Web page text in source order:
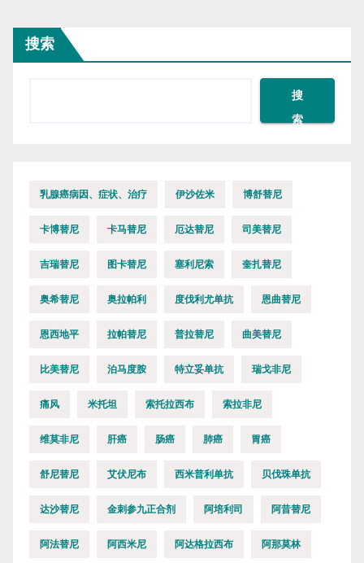
搜索
搜
索
乳腺癌病因、症状、治疗 伊沙佐米 博舒替尼
卡博替尼 卡马替尼 厄达替尼 司美替尼
吉瑞替尼 图卡替尼 塞利尼索 奎扎替尼
奥希替尼 奥拉帕利 度伐利尤单抗 恩曲替尼
恩西地平 拉帕替尼 普拉替尼 曲美替尼
比美替尼 泊马度胺 特立妥单抗 瑞戈非尼
痛风 米托坦 索托拉西布 索拉非尼
维莫非尼 肝癌 肠癌 肺癌 胃癌
舒尼替尼 艾伏尼布 西米普利单抗 贝伐珠单抗
达沙替尼 金刺参九正合剂 阿培利司 阿昔替尼
阿法替尼 阿西米尼 阿达格拉西布 阿那莫林